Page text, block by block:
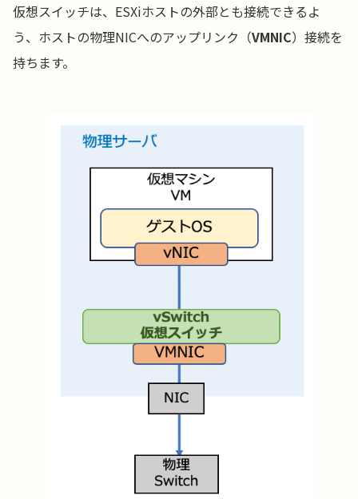
仮想スイッチは、ESXiホストの外部とも接続できるよ
う、ホストの物理NICへのアップリンク（VMNIC）接続を
持ちます。